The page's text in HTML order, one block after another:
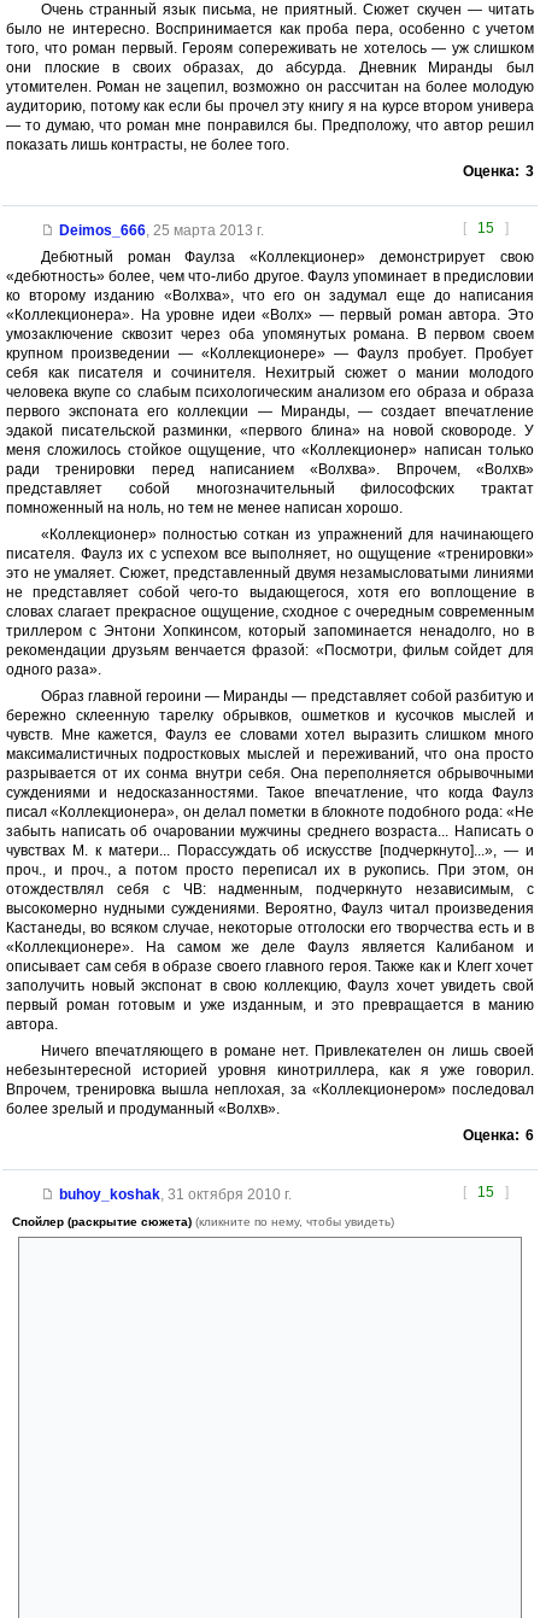
Очень странный язык письма, не приятный. Сюжет скучен — читать
было не интересно. Воспринимается как проба пера, особенно с учетом
того, что роман первый. Героям сопереживать не хотелось — уж слишком
они плоские в своих образах, до абсурда. Дневник Миранды был
утомителен. Роман не зацепил, возможно он рассчитан на более молодую
аудиторию, потому как если бы прочел эту книгу я на курсе втором универа
— то думаю, что роман мне понравился бы. Предположу, что автор решил
показать лишь контрасты, не более того.
Оценка: 3
[ 15 ]
Deimos_666, 25 марта 2013 г.
Дебютный роман Фаулза «Коллекционер» демонстрирует свою
«дебютность» более, чем что-либо другое. Фаулз упоминает в предисловии
ко второму изданию «Волхва», что его он задумал еще до написания
«Коллекционера». На уровне идеи «Волх» — первый роман автора. Это
умозаключение сквозит через оба упомянутых романа. В первом своем
крупном произведении — «Коллекционере» — Фаулз пробует. Пробует
себя как писателя и сочинителя. Нехитрый сюжет о мании молодого
человека вкупе со слабым психологическим анализом его образа и образа
первого экспоната его коллекции — Миранды, — создает впечатление
эдакой писательской разминки, «первого блина» на новой сковороде. У
меня сложилось стойкое ощущение, что «Коллекционер» написан только
ради тренировки перед написанием «Волхва». Впрочем, «Волхв»
представляет собой многозначительный философских трактат
помноженный на ноль, но тем не менее написан хорошо.
«Коллекционер» полностью соткан из упражнений для начинающего
писателя. Фаулз их с успехом все выполняет, но ощущение «тренировки»
это не умаляет. Сюжет, представленный двумя незамысловатыми линиями
не представляет собой чего-то выдающегося, хотя его воплощение в
словах слагает прекрасное ощущение, сходное с очередным современным
триллером с Энтони Хопкинсом, который запоминается ненадолго, но в
рекомендации друзьям венчается фразой: «Посмотри, фильм сойдет для
одного раза».
Образ главной героини — Миранды — представляет собой разбитую и
бережно склеенную тарелку обрывков, ошметков и кусочков мыслей и
чувств. Мне кажется, Фаулз ее словами хотел выразить слишком много
максималистичных подростковых мыслей и переживаний, что она просто
разрывается от их сонма внутри себя. Она переполняется обрывочными
суждениями и недосказанностями. Такое впечатление, что когда Фаулз
писал «Коллекционера», он делал пометки в блокноте подобного рода: «Не
забыть написать об очаровании мужчины среднего возраста... Написать о
чувствах М. к матери... Порассуждать об искусстве [подчеркнуто]...», — и
проч., и проч., а потом просто переписал их в рукопись. При этом, он
отождествлял себя с ЧВ: надменным, подчеркнуто независимым, с
высокомерно нудными суждениями. Вероятно, Фаулз читал произведения
Кастанеды, во всяком случае, некоторые отголоски его творчества есть и в
«Коллекционере». На самом же деле Фаулз является Калибаном и
описывает сам себя в образе своего главного героя. Также как и Клегг хочет
заполучить новый экспонат в свою коллекцию, Фаулз хочет увидеть свой
первый роман готовым и уже изданным, и это превращается в манию
автора.
Ничего впечатляющего в романе нет. Привлекателен он лишь своей
небезынтересной историей уровня кинотриллера, как я уже говорил.
Впрочем, тренировка вышла неплохая, за «Коллекционером» последовал
более зрелый и продуманный «Волхв».
Оценка: 6
[ 15 ]
buhoy_koshak, 31 октября 2010 г.
Спойлер (раскрытие сюжета) (кликните по нему, чтобы увидеть)